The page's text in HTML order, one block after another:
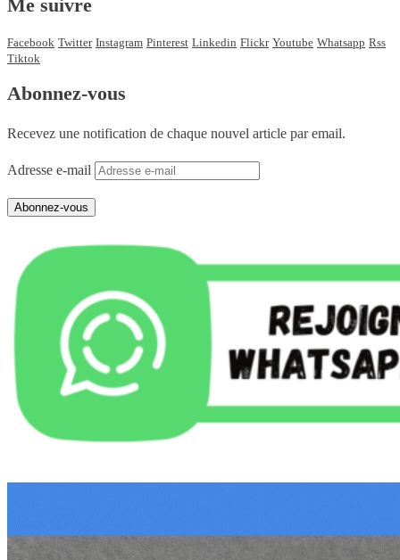
Me suivre
Facebook Twitter Instagram Pinterest Linkedin Flickr Youtube Whatsapp Rss
Tiktok
Abonnez-vous
Recevez une notification de chaque nouvel article par email.
Adresse e-mail
Abonnez-vous